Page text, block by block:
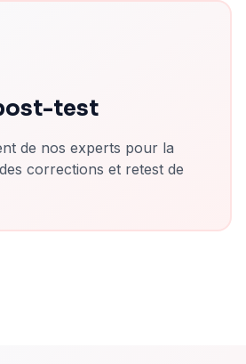
test
de nos experts pour la
corrections et retest de